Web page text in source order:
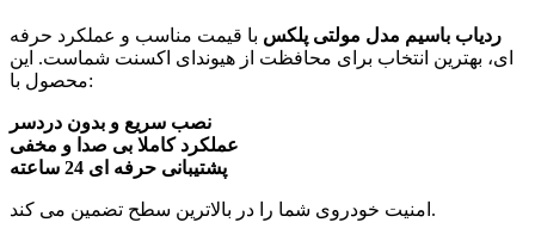
ردیاب باسیم مدل مولتی پلکس با قیمت مناسب و عملکرد حرفه
ای، بهترین انتخاب برای محافظت از هیوندای اکسنت شماست. این
محصول با:
نصب سریع و بدون دردسر
عملکرد کاملا بی صدا و مخفی
پشتیبانی حرفه ای 24 ساعته
امنیت خودروی شما را در بالاترین سطح تضمین می کند.